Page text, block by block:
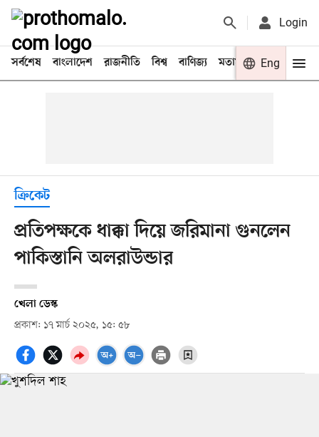
Login
সর্বশেষ বাংলাদেশ রাজনীতি বিশ্ব বাণিজ্য মতামত খেলা
Eng
ক্রিকেট
প্রতিপক্ষকে ধাক্কা দিয়ে জরিমানা গুনলেন
পাকিস্তানি অলরাউন্ডার
খেলা ডেস্ক
প্রকাশ: ১৭ মার্চ ২০২৫, ১৫: ৫৮